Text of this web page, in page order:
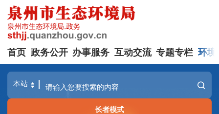
首页 政务公开 办事服务 互动交流 专题专栏 环境
长者模式